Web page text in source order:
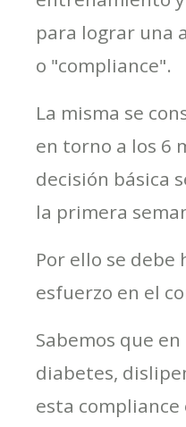
para lograr una
o "compliance".
La misma se
en torno a los 6
decisión básica
la primera
Por ello se debe
esfuerzo en el
Sabemos que
diabetes,
esta compliance